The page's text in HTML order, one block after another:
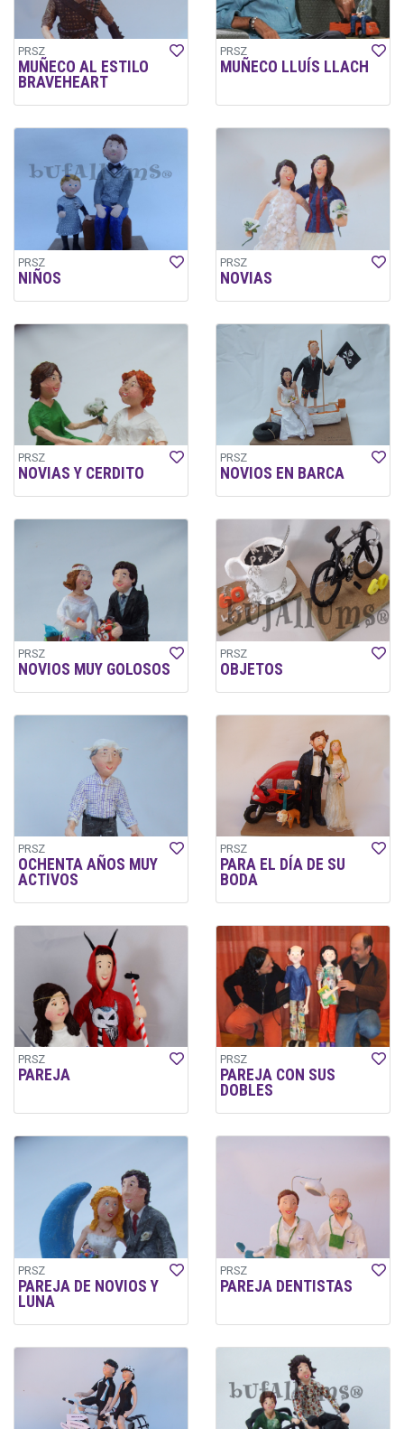
PRSZ
MUÑECO AL ESTILO
BRAVEHEART
PRSZ
MUÑECO LLUÍS LLACH
PRSZ
NIÑOS
PRSZ
NOVIAS
PRSZ
NOVIAS Y CERDITO
PRSZ
NOVIOS EN BARCA
PRSZ
NOVIOS MUY GOLOSOS
PRSZ
OBJETOS
PRSZ
OCHENTA AÑOS MUY
ACTIVOS
PRSZ
PARA EL DÍA DE SU
BODA
PRSZ
PAREJA
PRSZ
PAREJA CON SUS
DOBLES
PRSZ
PAREJA DE NOVIOS Y
LUNA
PRSZ
PAREJA DENTISTAS